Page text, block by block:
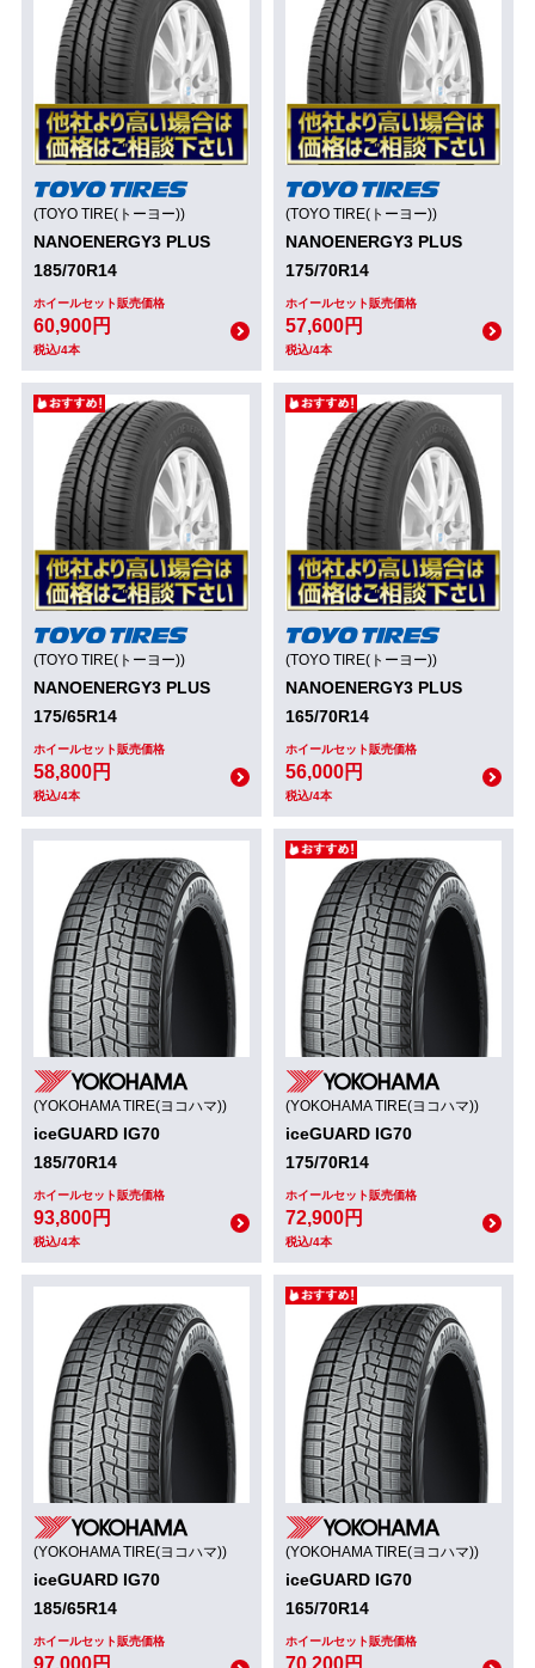
(TOYO TIRE(トーヨー))
NANOENERGY3 PLUS
185/70R14
ホイールセット販売価格
60,900円
税込/4本
(TOYO TIRE(トーヨー))
NANOENERGY3 PLUS
175/70R14
ホイールセット販売価格
57,600円
税込/4本
(TOYO TIRE(トーヨー))
NANOENERGY3 PLUS
175/65R14
ホイールセット販売価格
58,800円
税込/4本
(TOYO TIRE(トーヨー))
NANOENERGY3 PLUS
165/70R14
ホイールセット販売価格
56,000円
税込/4本
(YOKOHAMA TIRE(ヨコハマ))
iceGUARD IG70
185/70R14
ホイールセット販売価格
93,800円
税込/4本
(YOKOHAMA TIRE(ヨコハマ))
iceGUARD IG70
175/70R14
ホイールセット販売価格
72,900円
税込/4本
(YOKOHAMA TIRE(ヨコハマ))
iceGUARD IG70
185/65R14
ホイールセット販売価格
97,000円
(YOKOHAMA TIRE(ヨコハマ))
iceGUARD IG70
165/70R14
ホイールセット販売価格
70,200円